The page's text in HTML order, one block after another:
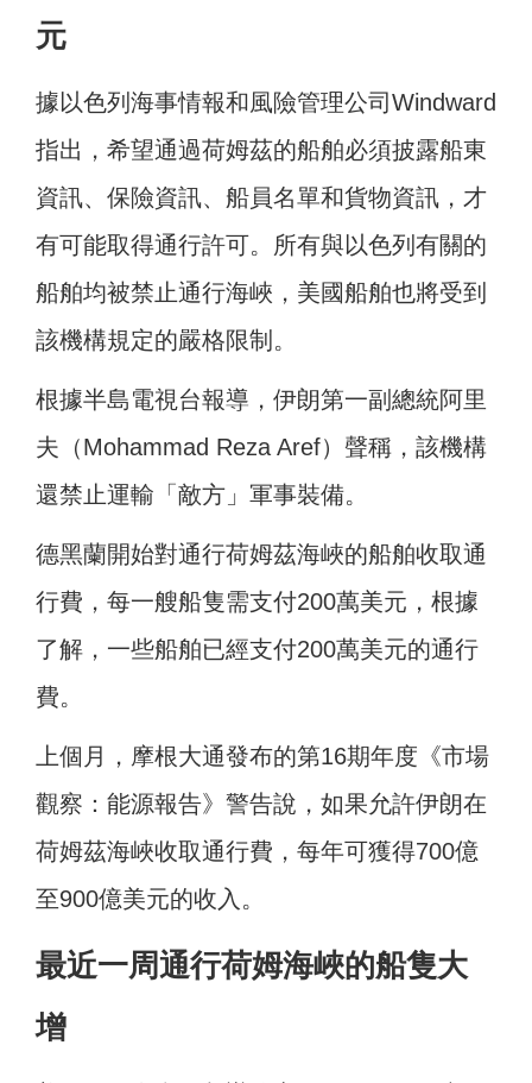
元
據以色列海事情報和風險管理公司Windward
指出，希望通過荷姆茲的船舶必須披露船東
資訊、保險資訊、船員名單和貨物資訊，才
有可能取得通行許可。所有與以色列有關的
船舶均被禁止通行海峽，美國船舶也將受到
該機構規定的嚴格限制。
根據半島電視台報導，伊朗第一副總統阿里
夫（Mohammad Reza Aref）聲稱，該機構
還禁止運輸「敵方」軍事裝備。
德黑蘭開始對通行荷姆茲海峽的船舶收取通
行費，每一艘船隻需支付200萬美元，根據
了解，一些船舶已經支付200萬美元的通行
費。
上個月，摩根大通發布的第16期年度《市場
觀察：能源報告》警告說，如果允許伊朗在
荷姆茲海峽收取通行費，每年可獲得700億
至900億美元的收入。
最近一周通行荷姆海峽的船隻大
增